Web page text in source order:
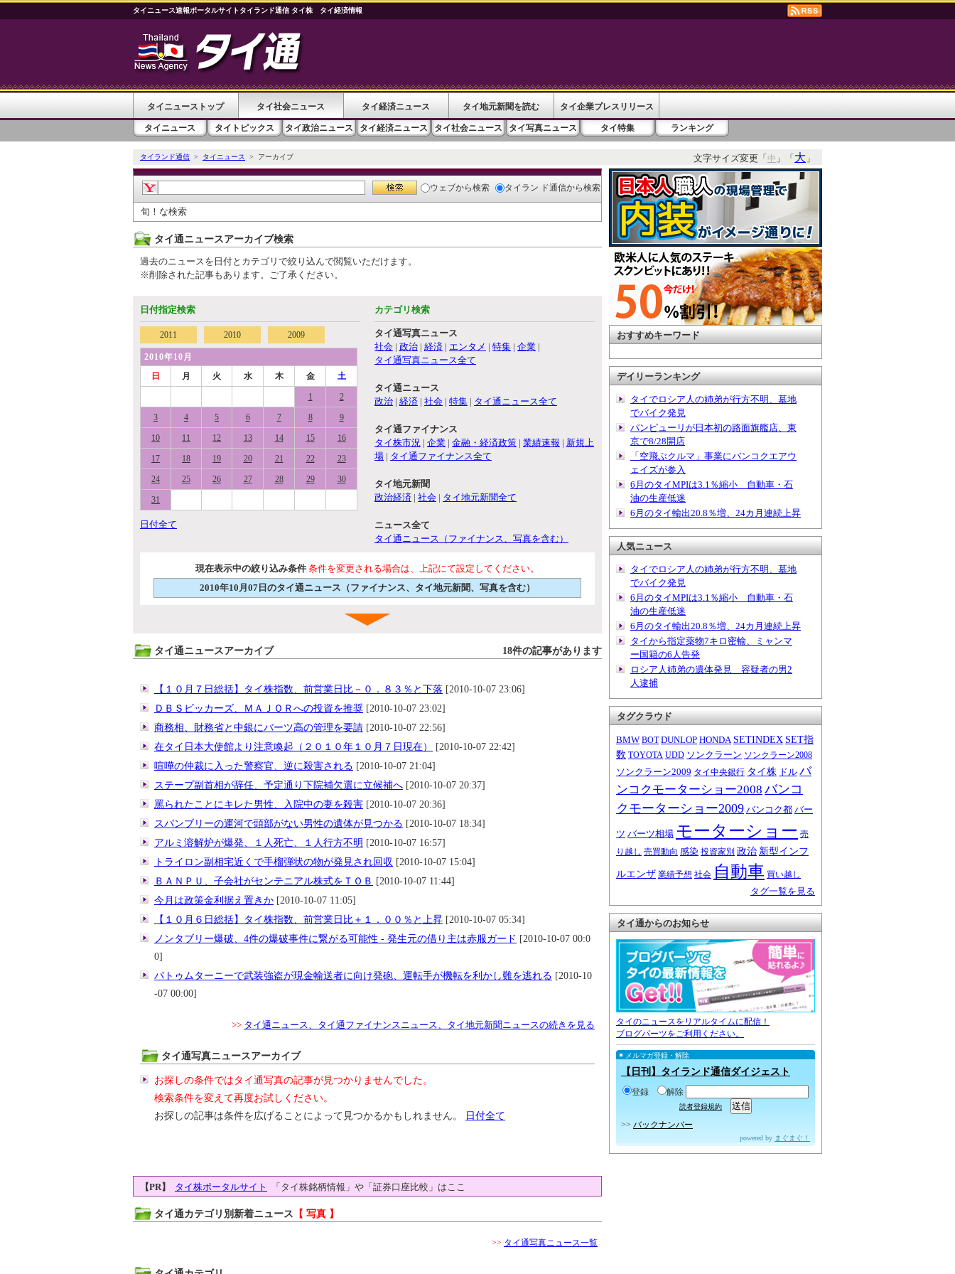
タイニュース速報ポータルサイトタイランド通信 タイ株 タイ経済情報
タイニューストップ タイ社会ニュース タイ経済ニュース タイ地元新聞を読む タイ企業プレスリリース
タイニュース タイトピックス タイ政治ニュース タイ経済ニュース タイ社会ニュース タイ写真ニュース タイ特集 ランキング
タイランド通信 > タイニュース > アーカイブ 文字サイズ変更「中 」「大 」
ウェブから検索 タイラン ド通信から検索
旬！な検索
タイ通ニュースアーカイブ検索
過去のニュースを日付とカテゴリで絞り込んで閲覧いただけます。
※削除された記事もあります。ご了承ください。
日付指定検索
2011 2010 2009
2010年10月
日
月 火 水 木 金 土
1 2
3 4 5 6 7 8 9
10 11 12 13 14 15 16
17 18 19 20 21 22 23
24 25 26 27 28 29 30
31
日付全て
カテゴリ検索
タイ通写真ニュース
社会 | 政治 | 経済 | エンタメ | 特集 | 企業 |
タイ通写真ニュース全て
タイ通ニュース
政治 | 経済 | 社会 | 特集 | タイ通ニュース全て
タイ通ファイナンス
タイ株市況 | 企業 | 金融・経済政策 | 業績速報 | 新規上
場 | タイ通ファイナンス全て
タイ地元新聞
政治経済 | 社会 | タイ地元新聞全て
ニュース全て
タイ通ニュース（ファイナンス、写真を含む）
現在表示中の絞り込み条件 条件を変更される場合は、上記にて設定してください。
2010年10月07日のタイ通ニュース（ファイナンス、タイ地元新聞、写真を含む）
タイ通ニュースアーカイブ 18件の記事があります
【１０月７日総括】タイ株指数、前営業日比－０．８３％と下落 [2010-10-07 23:06]
ＤＢＳビッカーズ、ＭＡＪＯＲへの投資を推奨 [2010-10-07 23:02]
商務相、財務省と中銀にバーツ高の管理を要請 [2010-10-07 22:56]
在タイ日本大使館より注意喚起（２０１０年１０月７日現在）
[2010-10-07 22:42]
喧嘩の仲裁に入った警察官、逆に殺害される [2010-10-07 21:04]
ステープ副首相が辞任、予定通り下院補欠選に立候補へ [2010-10-07 20:37]
罵られたことにキレた男性、入院中の妻を殺害 [2010-10-07 20:36]
スパンブリーの運河で頭部がない男性の遺体が見つかる [2010-10-07 18:34]
アルミ溶解炉が爆発、１人死亡、１人行方不明 [2010-10-07 16:57]
トライロン副相宅近くで手榴弾状の物が発見され回収 [2010-10-07 15:04]
ＢＡＮＰＵ、子会社がセンテニアル株式をＴＯＢ [2010-10-07 11:44]
今月は政策金利据え置きか [2010-10-07 11:05]
【１０月６日総括】タイ株指数、前営業日比＋１．００％と上昇 [2010-10-07 05:34]
ノンタブリー爆破、4件の爆破事件に繋がる可能性 - 発生元の借り主は赤服ガード [2010-10-07 00:0
0]
パトゥムターニーで武装強盗が現金輸送者に向け発砲、運転手が機転を利かし難を逃れる [2010-10
-07 00:00]
>> タイ通ニュース、タイ通ファイナンスニュース、タイ地元新聞ニュースの続きを見る
タイ通写真ニュースアーカイブ
お探しの条件ではタイ通写真の記事が見つかりませんでした。
検索条件を変えて再度お試しください。
お探しの記事は条件を広げることによって見つかるかもしれません。
日付全て
【PR】 タイ株ポータルサイト 「タイ株銘柄情報」や「証券口座比較」はここ
タイ通カテゴリ別新着ニュース 【 写真 】
>> タイ通写真ニュース一覧
おすすめキーワード
デイリーランキング
タイでロシア人の姉弟が行方不明、墓地
でバイク発見
パンピューリが日本初の路面旗艦店、東
京で8/28開店
「空飛ぶクルマ」事業にバンコクエアウ
ェイズが参入
6月のタイMPIは3.1％縮小 自動車・石
油の生産低迷
6月のタイ輸出20.8％増、24カ月連続上昇
人気ニュース
タイでロシア人の姉弟が行方不明、墓地
でバイク発見
6月のタイMPIは3.1％縮小 自動車・石
油の生産低迷
6月のタイ輸出20.8％増、24カ月連続上昇
タイから指定薬物7キロ密輸、ミャンマ
ー国籍の6人告発
ロシア人姉弟の遺体発見 容疑者の男2
人逮捕
タグクラウド
BMW BOT DUNLOP HONDA SETINDEX SET指
数 TOYOTA UDD ソンクラーン ソンクラーン2008
ソンクラーン2009 タイ中央銀行 タイ株 ドル バ
ンコクモーターショー2008 バンコ
クモーターショー2009 バンコク都 バー
ツ バーツ相場 モーターショー 売
り越し 売買動向 感染 投資家別 政治 新型インフ
ルエンザ 業績予想 社会 自動車 買い越し
タグ一覧を見る
タイ通からのお知らせ
タイのニュースをリアルタイムに配信！
ブログパーツをご利用ください。
メルマガ登録・解除
【日刊】タイランド通信ダイジェスト
登録 解除
読者登録規約
>> バックナンバー
powered by まぐまぐ！